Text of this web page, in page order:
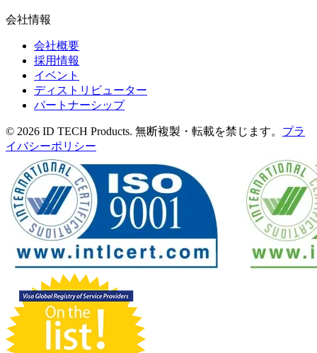
会社情報
会社概要
採用情報
イベント
ディストリビューター
パートナーシップ
© 2026 ID TECH Products. 無断複製・転載を禁じます。 プラ
イバシーポリシー